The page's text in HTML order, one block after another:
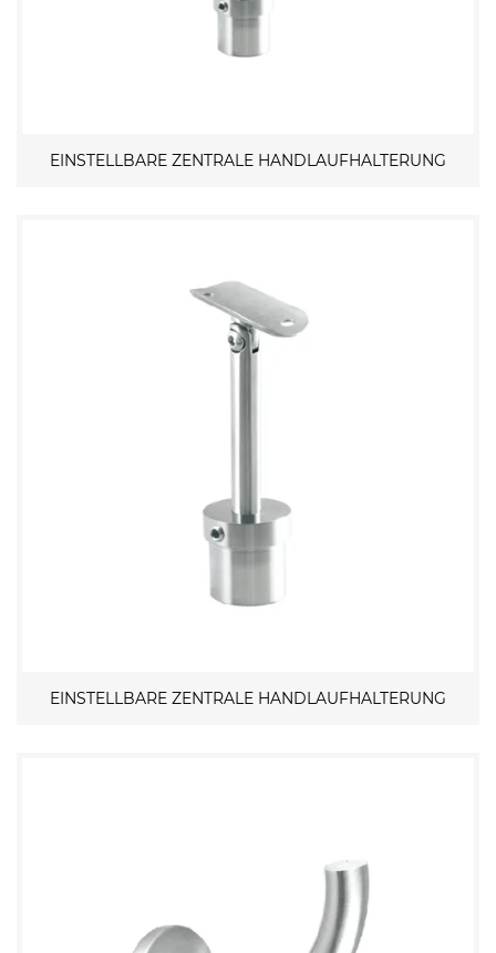
EINSTELLBARE ZENTRALE HANDLAUFHALTERUNG
EINSTELLBARE ZENTRALE HANDLAUFHALTERUNG